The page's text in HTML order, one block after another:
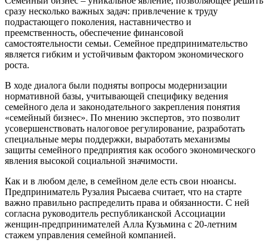
сразу несколько важных задач: привлечение к труду
подрастающего поколения, наставничество и
преемственность, обеспечение финансовой
самостоятельности семьи. Семейное предпринимательство
является гибким и устойчивым фактором экономического
роста.
В ходе диалога были подняты вопросы модернизации
нормативной базы, учитывающей специфику ведения
семейного дела и законодательного закрепления понятия
«семейный бизнес». По мнению экспертов, это позволит
усовершенствовать налоговое регулирование, разработать
специальные меры поддержки, выработать механизмы
защиты семейного предприятия как особого экономического
явления высокой социальной значимости.
Как и в любом деле, в семейном деле есть свои нюансы.
Предприниматель Рузалия Рысаева считает, что на старте
важно правильно распределить права и обязанности. С ней
согласна руководитель республиканской Ассоциации
женщин-предпринимателей Алла Кузьмина с 20-летним
стажем управления семейной компанией.